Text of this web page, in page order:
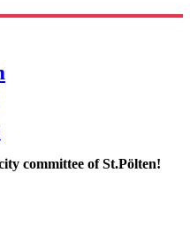
committee of St.Pölten!